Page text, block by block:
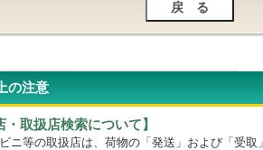
の注意
・取扱店検索について】
ニ等の取扱店は、荷物の「発送」および「受取